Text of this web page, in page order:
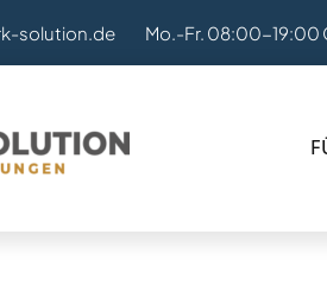
solution.de Mo.-Fr. 08:00-19:00